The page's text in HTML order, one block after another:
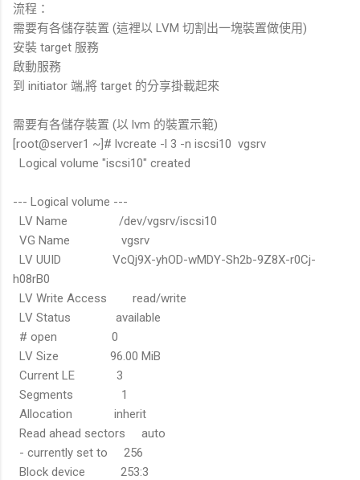
流程：
需要有各儲存裝置 (這裡以 LVM 切割出一塊裝置做使用)
安裝 target 服務
啟動服務
到 initiator 端,將 target 的分享掛載起來
需要有各儲存裝置 (以 lvm 的裝置示範)
[root@server1 ~]# lvcreate -l 3 -n iscsi10 vgsrv
Logical volume "iscsi10" created
--- Logical volume ---
LV Name /dev/vgsrv/iscsi10
VG Name vgsrv
LV UUID VcQj9X-yhOD-wMDY-Sh2b-9Z8X-r0Cj-
h08rB0
LV Write Access read/write
LV Status available
# open 0
LV Size 96.00 MiB
Current LE 3
Segments 1
Allocation inherit
Read ahead sectors auto
- currently set to 256
Block device 253:3